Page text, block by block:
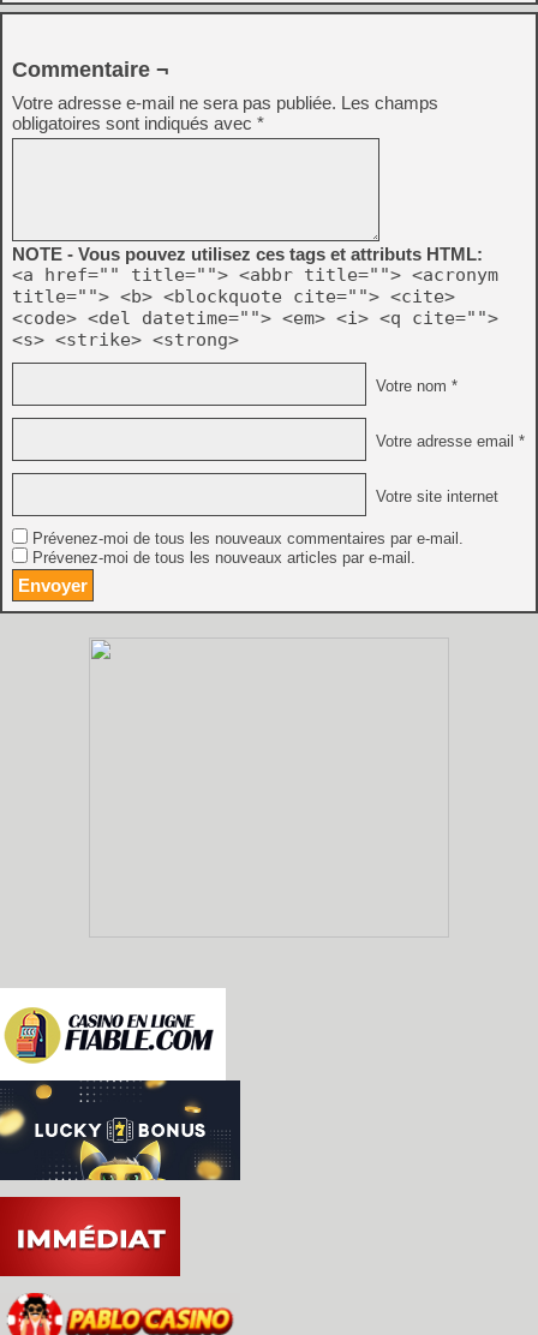
Commentaire ¬
Votre adresse e-mail ne sera pas publiée. Les champs
obligatoires sont indiqués avec *
NOTE - Vous pouvez utilisez ces tags et attributs HTML:
<a href="" title=""> <abbr title=""> <acronym
title=""> <b> <blockquote cite=""> <cite>
<code> <del datetime=""> <em> <i> <q cite="">
<s> <strike> <strong>
Votre nom *
Votre adresse email *
Votre site internet
Prévenez-moi de tous les nouveaux commentaires par e-mail.
Prévenez-moi de tous les nouveaux articles par e-mail.